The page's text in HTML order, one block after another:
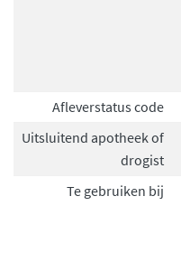
Afleverstatus code
Uitsluitend apotheek of
drogist
Te gebruiken bij